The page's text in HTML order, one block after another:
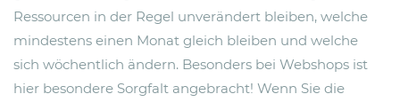
Ressourcen in der Regel unverändert bleiben, welche
mindestens einen Monat gleich bleiben und welche
sich wöchentlich ändern. Besonders bei Webshops ist
hier besondere Sorgfalt angebracht! Wenn Sie die